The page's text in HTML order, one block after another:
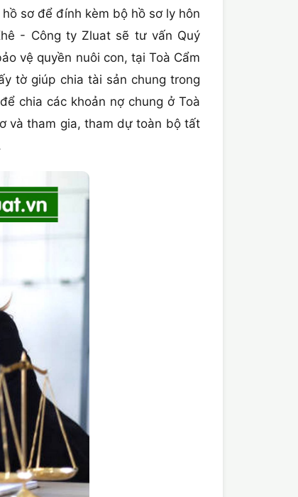
sơ để đính kèm bộ hồ sơ ly hôn
- Công ty Zluat sẽ tư vấn Quý
vệ quyền nuôi con, tại Toà Cẩm
tờ giúp chia tài sản chung trong
chia các khoản nợ chung ở Toà
và tham gia, tham dự toàn bộ tất